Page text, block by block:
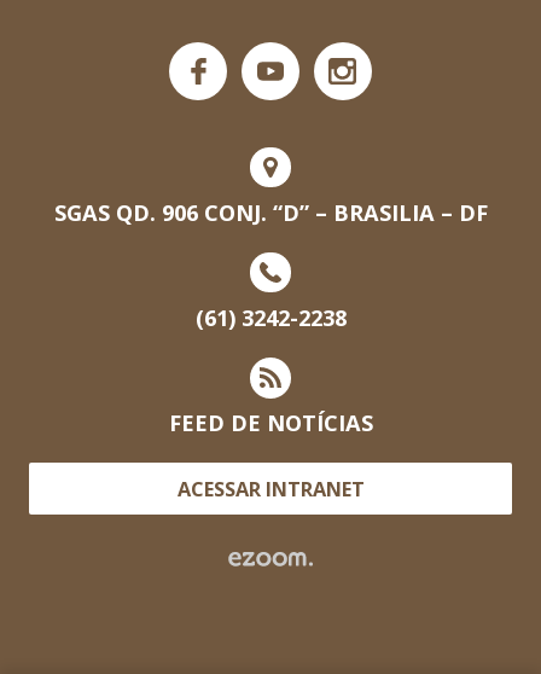
SGAS QD. 906 CONJ. “D” – BRASILIA – DF
(61) 3242-2238
FEED DE NOTÍCIAS
ACESSAR INTRANET